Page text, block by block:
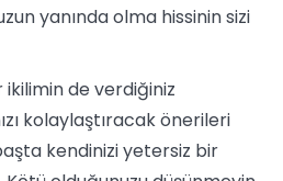
yanında olma hissinin sizi
ikilimin de verdiğiniz
kolaylaştıracak önerileri
kendinizi yetersiz bir